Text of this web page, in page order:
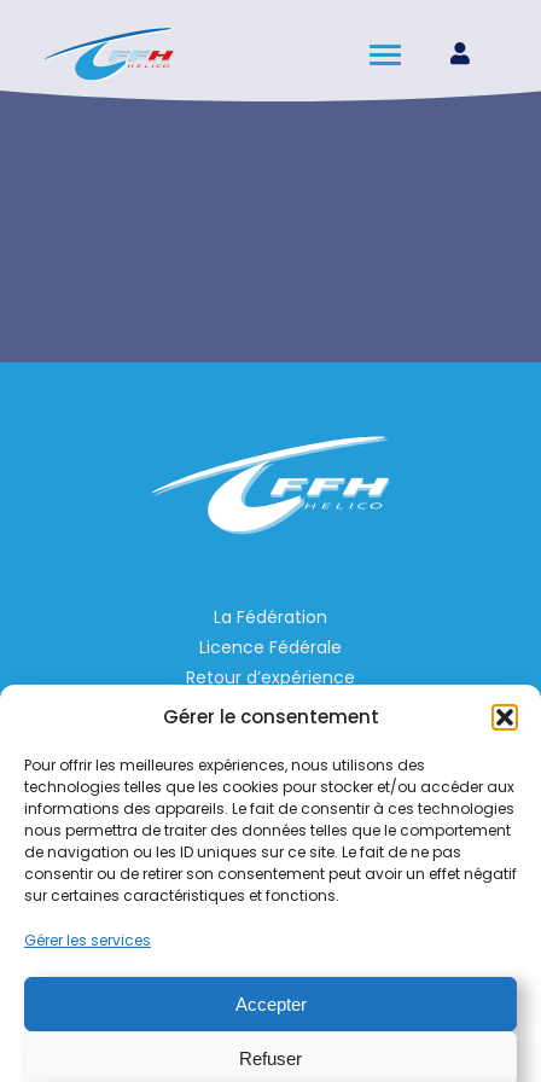
Gérer le consentement
Pour offrir les meilleures expériences, nous utilisons des
technologies telles que les cookies pour stocker et/ou accéder aux
informations des appareils. Le fait de consentir à ces technologies
nous permettra de traiter des données telles que le comportement
de navigation ou les ID uniques sur ce site. Le fait de ne pas
consentir ou de retirer son consentement peut avoir un effet négatif
sur certaines caractéristiques et fonctions.
Gérer les services
Accepter
Refuser
La Fédération
Licence Fédérale
Retour d’expérience
Espace Privé
Liens Utiles
Aérodrome de Lognes Emerainville
77185 LOGNES
contact@helico.org